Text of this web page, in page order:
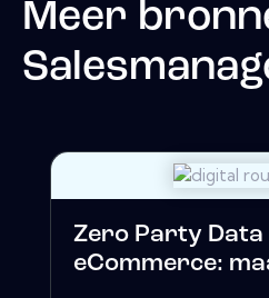
Meer
Zero Party Data
eCommerce: